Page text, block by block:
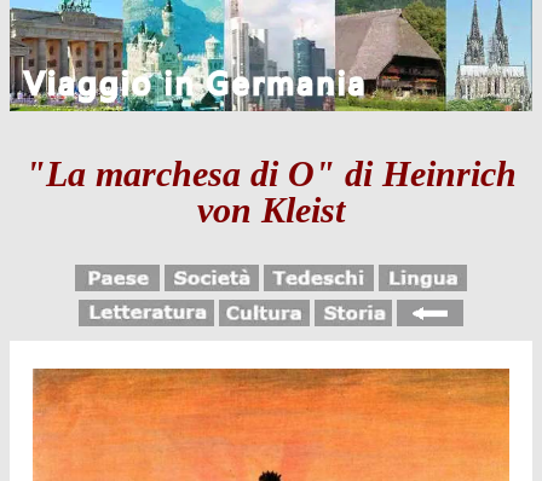
"La marchesa di O" di Heinrich
von Kleist